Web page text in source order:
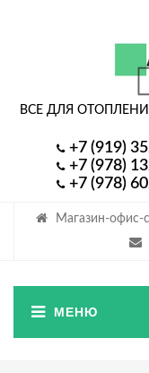
Магазин-офис-
ВСЕ ДЛЯ
+7 (919)
+7 (978)
+7 (978)